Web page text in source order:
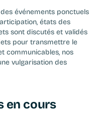
événements ponctuels
états des
sont discutés et validés
pour transmettre le
communicables, nos
vulgarisation des
en cours